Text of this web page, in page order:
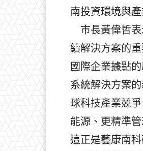
南投資環境與
市長黃偉哲表
續解決方案的
國際企業據點
系統解決方案
球科技產業競
能源、更精準
這正是藝康南